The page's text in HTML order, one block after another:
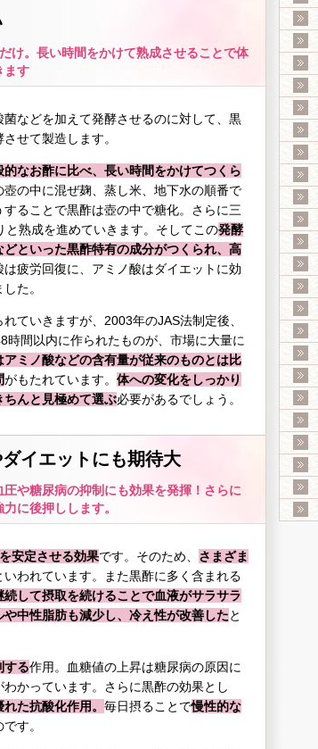
け。長い時間をかけて熟成させることで体
ます
などを加えて発酵させるのに対して、黒
せて製造します。
的なお酢に比べ、長い時間をかけてつくら
の中に混ぜ麹、蒸し米、地下水の順番で
ることで黒酢は壺の中で糖化。さらに三
熟成を進めていきます。そしてこの発酵
といった黒酢特有の成分がつくられ、高
疲労回復に、アミノ酸はダイエットに効
た。
ていきますが、2003年のJAS法制定後、
間以内に作られたものが、市場に大量に
ミノ酸などの含有量が従来のものとは比
がもたれています。 体への変化をしっかり
んと見極めて選ぶ必要があるでしょう。
イエットにも期待大
や糖尿病の抑制にも効果を発揮！さらに
に後押しします。
安定させる効果です。そのため、 さまざま
いわれています。また黒酢に多く含まれる
して摂取を続けることで血液がサラサラ
中性脂肪も減少し、冷え性が改善したと
する作用。血糖値の上昇は糖尿病の原因に
かっています。さらに黒酢の効果とし
た抗酸化作用。 毎日摂ることで慢性的な
です。